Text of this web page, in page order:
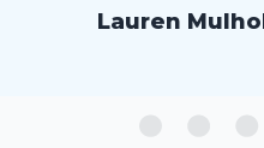
Lauren